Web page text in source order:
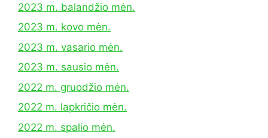
2023 m. balandžio mėn.
2023 m. kovo mėn.
2023 m. vasario mėn.
2023 m. sausio mėn.
2022 m. gruodžio mėn.
2022 m. lapkričio mėn.
2022 m. spalio mėn.